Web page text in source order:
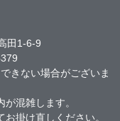
田1-6-9
きない場合がございま
混雑します。
掛け直しください。